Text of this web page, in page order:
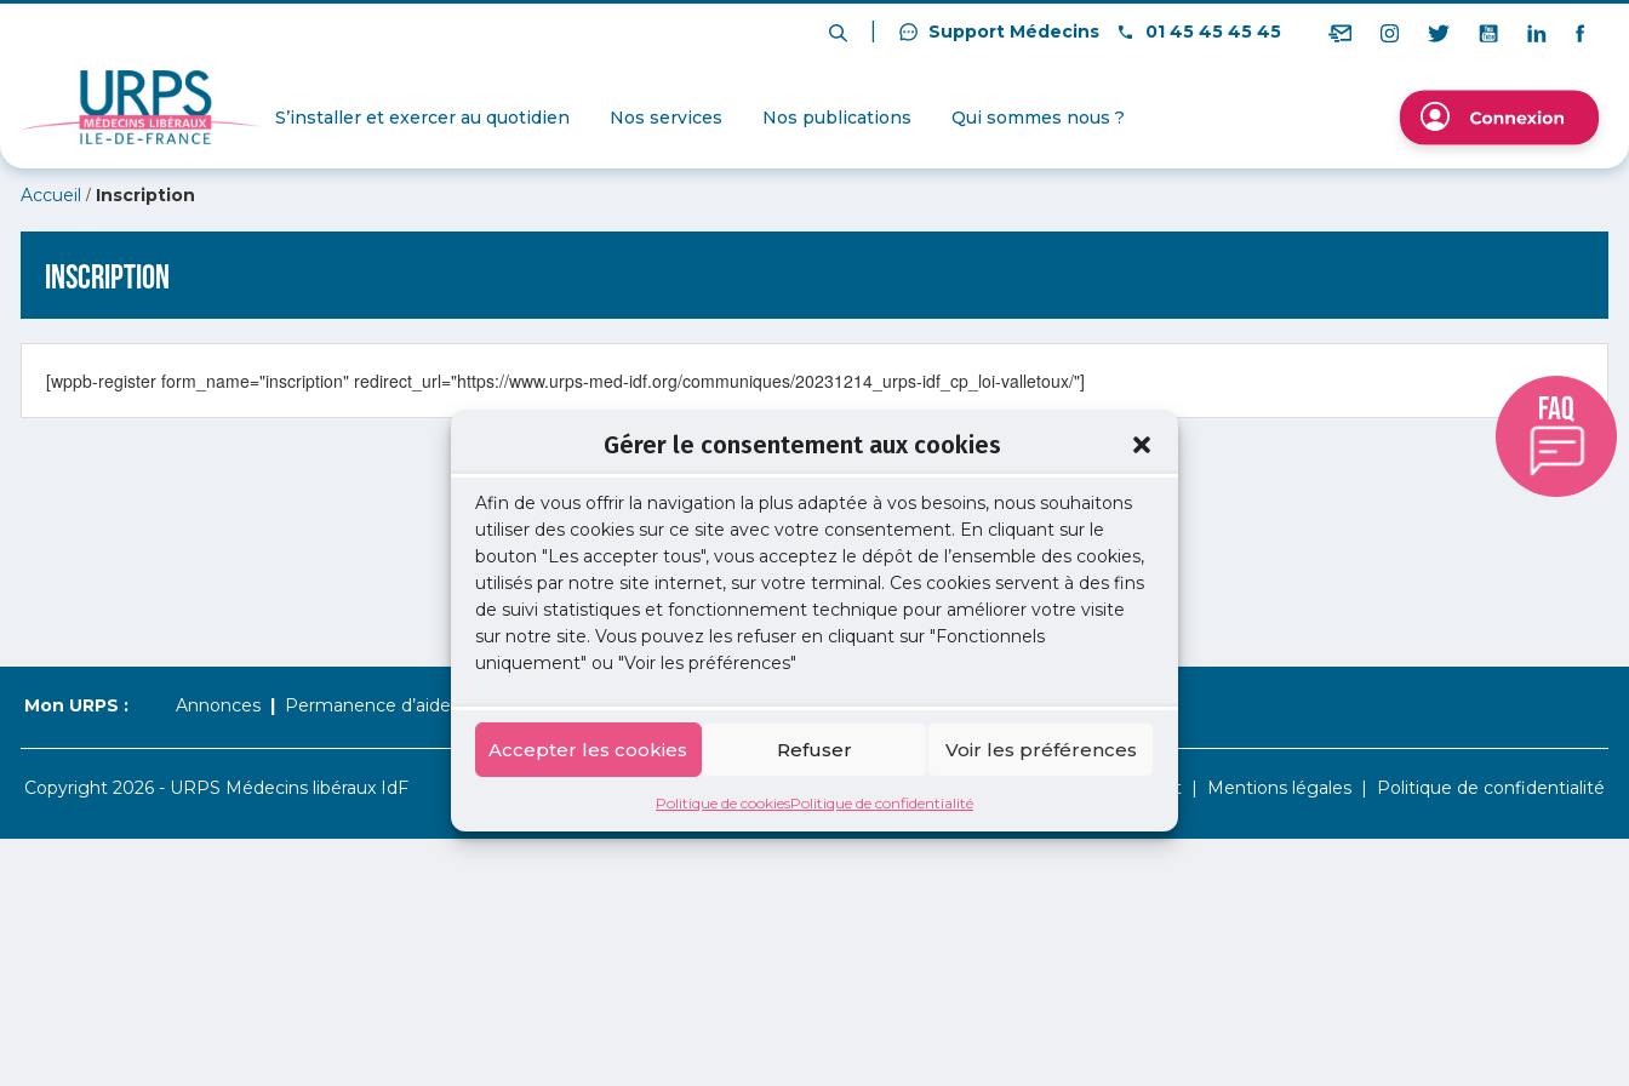
Gérer le consentement aux cookies
Afin de vous offrir la navigation la plus adaptée à vos besoins, nous souhaitons
utiliser des cookies sur ce site avec votre consentement. En cliquant sur le
bouton "Les accepter tous", vous acceptez le dépôt de l’ensemble des cookies,
utilisés par notre site internet, sur votre terminal. Ces cookies servent à des fins
de suivi statistiques et fonctionnement technique pour améliorer votre visite
sur notre site. Vous pouvez les refuser en cliquant sur "Fonctionnels
uniquement" ou "Voir les préférences"
Accepter les cookies Refuser Voir les préférences
Politique de cookiesPolitique de confidentialité
Support Médecins 01 45 45 45 45
S’installer et exercer au quotidien Nos services Nos publications Qui sommes nous ?
Accueil / Inscription
Inscription
[wppb-register form_name="inscription" redirect_url="https://www.urps-med-idf.org/communiques/20231214_urps-idf_cp_loi-valletoux/"]
Mon URPS : Annonces Permanence d’aide à l’installation La Centrale 2 jours en libéral Adopte 1 Doc
Copyright 2026 - URPS Médecins libéraux IdF Contact Mentions légales Politique de confidentialité